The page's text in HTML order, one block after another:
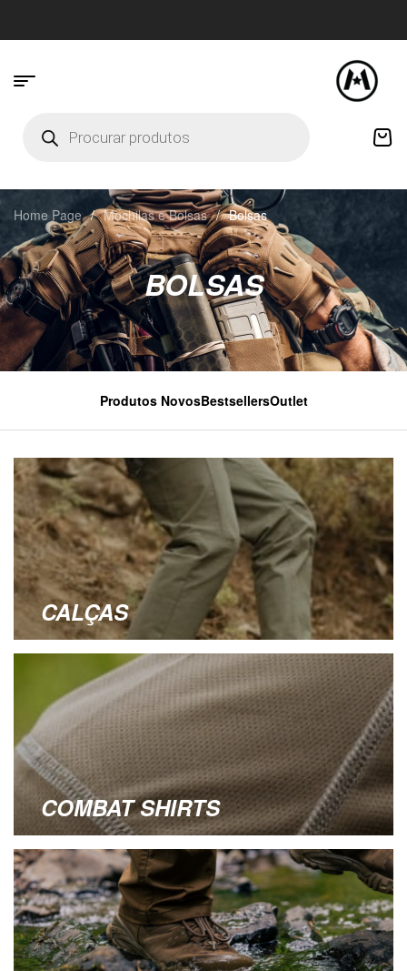
BOLSAS
Home Page / Mochilas e Bolsas / Bolsas
Produtos NovosBestsellersOutlet
CALÇAS
COMBAT SHIRTS